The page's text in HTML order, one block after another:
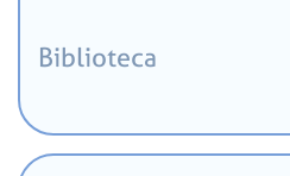
Biblioteca